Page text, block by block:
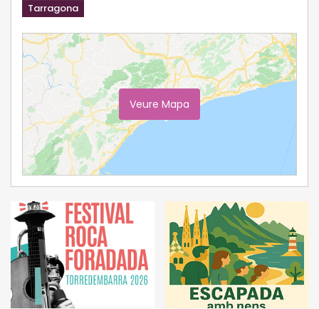
Tarragona
Veure Mapa